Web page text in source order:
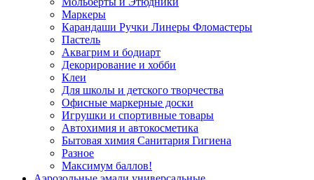
Маркеры
Карандаши Ручки Линеры Фломастеры
Пастель
Аквагрим и бодиарт
Декорирование и хобби
Клеи
Для школы и детского творчества
Офисные маркерные доски
Игрушки и спортивные товары
Автохимия и автокосметика
Бытовая химия Санитария Гигиена
Разное
Максимум баллов!